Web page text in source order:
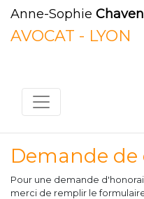
Anne-Sophie
AVOCAT - LYON
Demande de
Pour une demande
merci de remplir le